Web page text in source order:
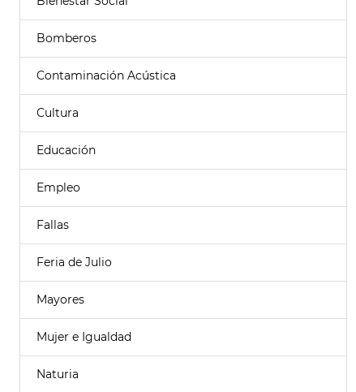
Bomberos
Contaminación Acústica
Cultura
Educación
Empleo
Fallas
Feria de Julio
Mayores
Mujer e Igualdad
Naturia